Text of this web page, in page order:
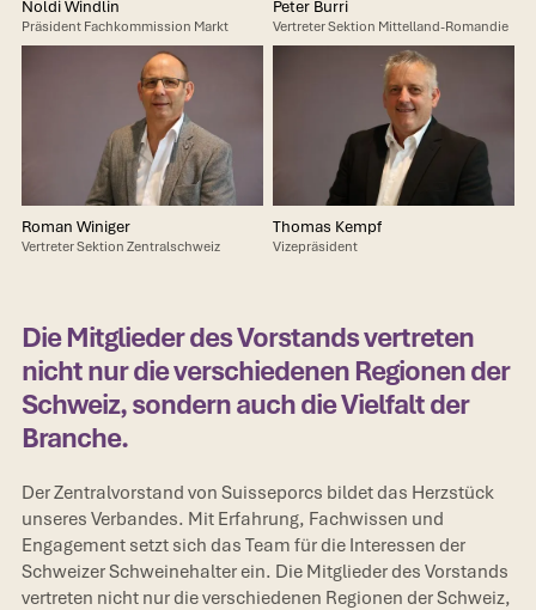
Noldi Windlin
Präsident Fachkommission Markt
Peter Burri
Vertreter Sektion Mittelland-Romandie
Roman Winiger
Vertreter Sektion Zentralschweiz
Thomas Kempf
Vizepräsident
Die Mitglieder des Vorstands vertreten
nicht nur die verschiedenen Regionen der
Schweiz, sondern auch die Vielfalt der
Branche.
Der Zentralvorstand von Suisseporcs bildet das Herzstück
unseres Verbandes. Mit Erfahrung, Fachwissen und
Engagement setzt sich das Team für die Interessen der
Schweizer Schweinehalter ein. Die Mitglieder des Vorstands
vertreten nicht nur die verschiedenen Regionen der Schweiz,